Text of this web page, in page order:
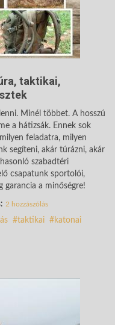
taktikai,
Minél többet. A hosszú
a hátizsák. Ennek sok
feladatra, milyen
segíteni, akár túrázni, akár
szabadtéri
csapatunk sportolói,
garancia a minőségre!
2 hozzászólás
taktikai
katonai